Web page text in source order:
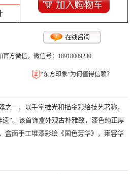
方微信，微信号：18918009230
“东方印象”为何值得信赖？
之一，以手掌推光和描金彩绘技艺著称，
”。该首饰盒外观古朴雅致，漆色纯正厚
盒面手工堆漆彩绘《国色芳华》，雍容华